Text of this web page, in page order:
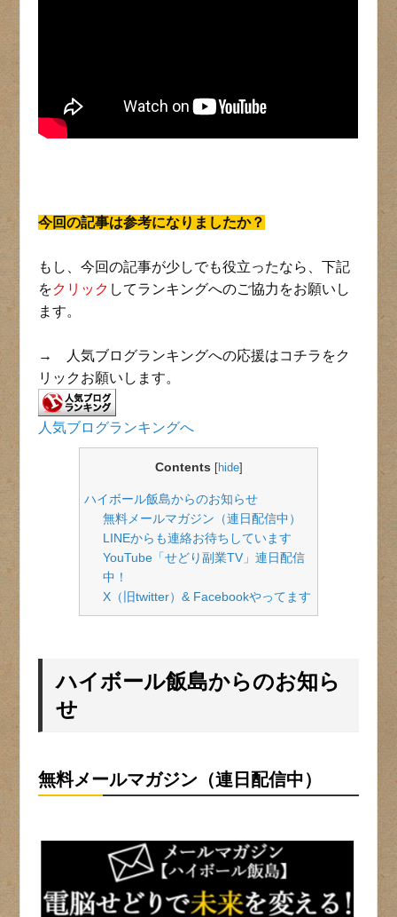
今回の記事は参考になりましたか？
もし、今回の記事が少しでも役立ったなら、下記
をクリック してランキングへのご協力をお願いし
ます。
→ 人気ブログランキングへの応援はコチラをク
リックお願いします。
人気ブログランキングへ
Contents hide]
ハイボール飯島からのお知らせ
無料メールマガジン（連日配信中）
LINEからも連絡お待ちしています
YouTube「せどり副業TV」連日配信
中！
X（旧twitter）& Facebookやってます
ハイボール飯島からのお知ら
せ
無料メールマガジン（連日配信中）